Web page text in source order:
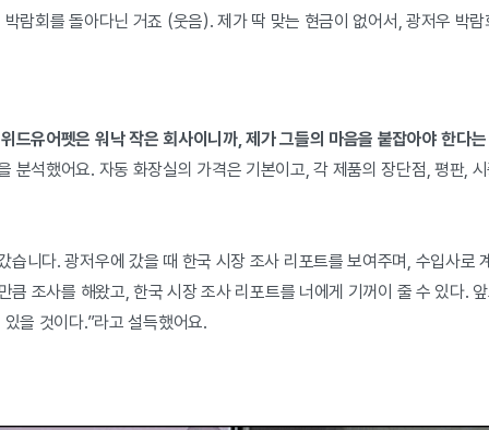
람회를 돌아다닌 거죠 (웃음). 제가 딱 맞는 현금이 없어서, 광저우 박
드유어펫은 워낙 작은 회사이니까, 제가 그들의 마음을 붙잡아야 한다
분석했어요. 자동 화장실의 가격은 기본이고, 각 제품의 장단점, 평판,
습니다. 광저우에 갔을 때 한국 시장 조사 리포트를 보여주며, 수입사로
큼 조사를 해왔고, 한국 시장 조사 리포트를 너에게 기꺼이 줄 수 있다.
을 것이다.”라고 설득했어요.